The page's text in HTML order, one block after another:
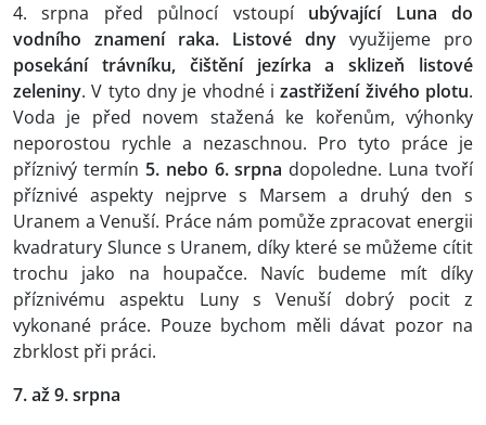
4. srpna před půlnocí vstoupí ubývající Luna do
vodního znamení raka. Listové dny využijeme pro
posekání trávníku, čištění jezírka a sklizeň listové
zeleniny. V tyto dny je vhodné izastřižení živého plotu.
Voda je před novem stažená ke kořenům, výhonky
neporostou rychle a nezaschnou. Pro tyto práce je
příznivý termín 5. nebo 6. srpna dopoledne. Luna tvoří
příznivé aspekty nejprve s Marsem a druhý den s
Uranem a Venuší. Práce nám pomůže zpracovat energii
kvadratury Slunce s Uranem, díky které se můžeme cítit
trochu jako na houpačce. Navíc budeme mít díky
příznivému aspektu Luny s Venuší dobrý pocit z
vykonané práce. Pouze bychom měli dávat pozor na
zbrklost při práci.
7. až 9. srpna